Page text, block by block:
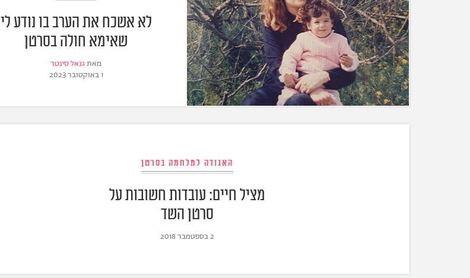
לא אשכח את הערב בו נודע לי
שאימא חולה בסרטן
מאתגנאל סינטר
1 באוקטובר 2023
האגודה למלחמה בסרטן
מציל חיים: עובדות חשובות על
סרטן השד
2 בספטמבר 2018